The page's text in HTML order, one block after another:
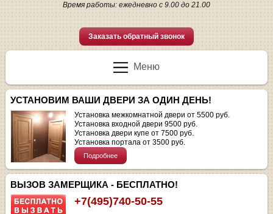
Время работы: ежедневно с 9.00 до 21.00
Заказать обратный звонок
Меню
УСТАНОВИМ ВАШИ ДВЕРИ ЗА ОДИН ДЕНЬ!
Установка межкомнатной двери от 5500 руб.
Установка входной двери 9500 руб.
Установка двери купе от 7500 руб.
Установка портала от 3500 руб.
Подробнее
ВЫЗОВ ЗАМЕРЩИКА - БЕСПЛАТНО!
+7(495)740-50-55